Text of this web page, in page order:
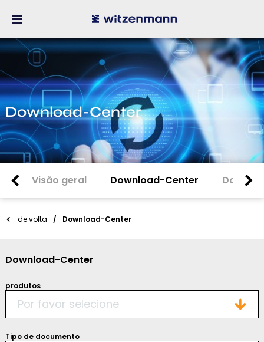
Download-Center
Visão geral Download-Center
de volta Download-Center
Download-Center
produtos
Por favor selecione
Tipo de documento